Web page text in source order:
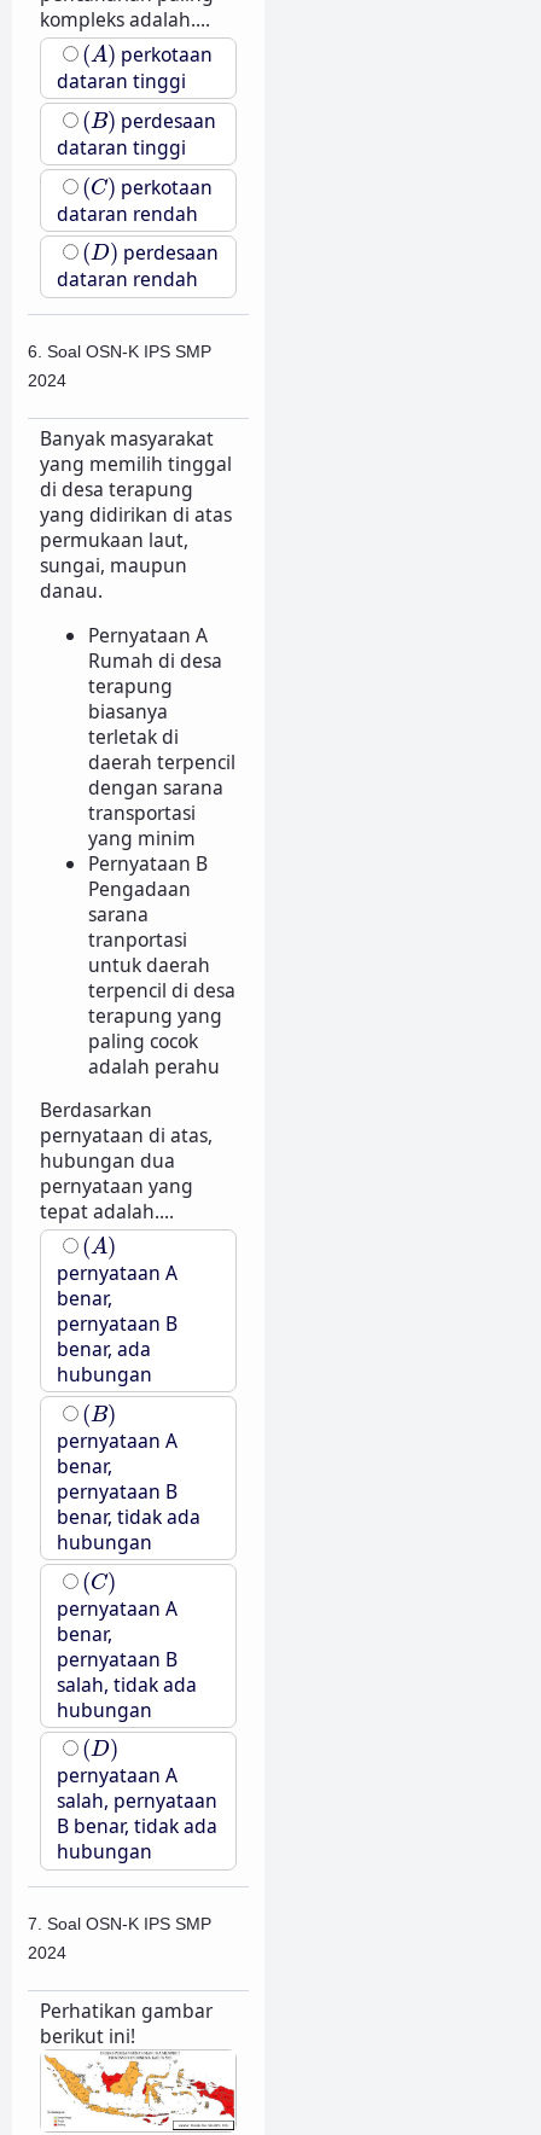
kompleks adalah....
(A)
(A) perkotaan
dataran tinggi
(B)
(B) perdesaan
dataran tinggi
(C)
(C) perkotaan
dataran rendah
(D)
(D) perdesaan
dataran rendah
6. Soal OSN-K IPS SMP
2024
Banyak masyarakat
yang memilih tinggal
di desa terapung
yang didirikan di atas
permukaan laut,
sungai, maupun
danau.
Pernyataan A
Rumah di desa
terapung
biasanya
terletak di
daerah terpencil
dengan sarana
transportasi
yang minim
Pernyataan B
Pengadaan
sarana
tranportasi
untuk daerah
terpencil di desa
terapung yang
paling cocok
adalah perahu
Berdasarkan
pernyataan di atas,
hubungan dua
pernyataan yang
tepat adalah....
(A)
(A)
pernyataan A
benar,
pernyataan B
benar, ada
hubungan
(B)
(B)
pernyataan A
benar,
pernyataan B
benar, tidak ada
hubungan
(C)
(C)
pernyataan A
benar,
pernyataan B
salah, tidak ada
hubungan
(D)
(D)
pernyataan A
salah, pernyataan
B benar, tidak ada
hubungan
7. Soal OSN-K IPS SMP
2024
Perhatikan gambar
berikut ini!